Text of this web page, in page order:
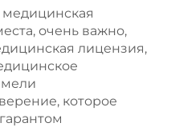
медицинская
очень важно,
лицензия,
которое